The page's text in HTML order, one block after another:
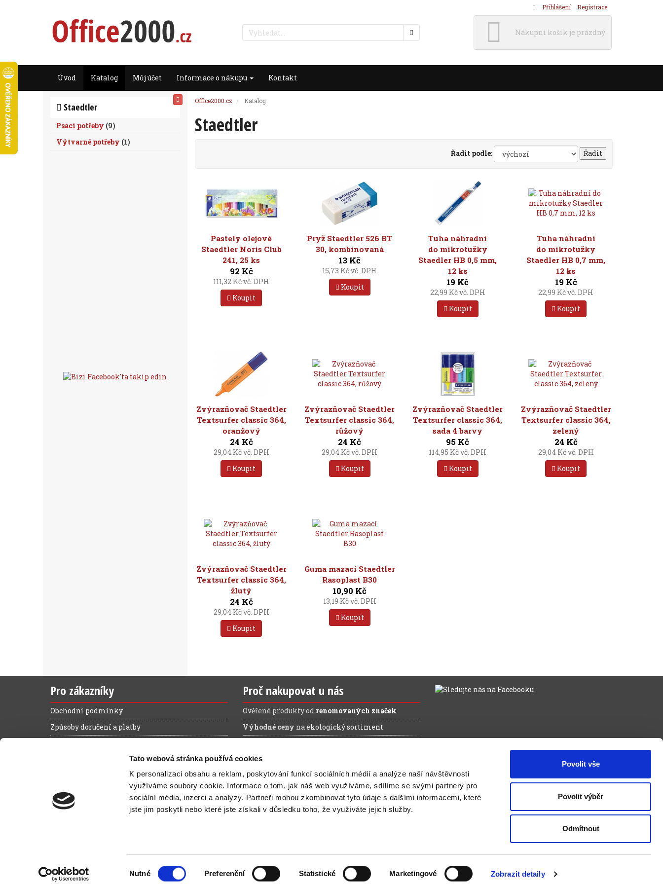
Tato webová stránka používá cookies
K personalizaci obsahu a reklam, poskytování funkcí sociálních médií a analýze naší návštěvnosti
využíváme soubory cookie. Informace o tom, jak náš web využíváme, sdílíme se svými partnery pro
sociální média, inzerci a analýzy. Partneři mohou zkombinovat tyto údaje s dalšími informacemi, které
jste jim poskytli nebo které jste získali v důsledku toho, že využíváte jejich služby.
souhlasu
Nutné Preferenční Statistické Marketingové Zobrazit detaily
Povolit vše
Povolit výběr
Odmítnout
Nákupní košík je prázdný
Úvod Katalog Můj účet Informace o nákupu Kontakt
Office2000.cz Katalog
Staedtler
Řadit podle:
Pastely olejové
Staedtler Noris Club
241, 25 ks
92 Kč
111,32 Kč vč. DPH
Koupit
Pryž Staedtler 526 BT
30, kombinovaná
13 Kč
15,73 Kč vč. DPH
Koupit
Tuha náhradní
do mikrotužky
Staedler HB 0,5 mm,
12 ks
19 Kč
22,99 Kč vč. DPH
Koupit
Tuha náhradní
do mikrotužky
Staedler HB 0,7 mm,
12 ks
19 Kč
22,99 Kč vč. DPH
Koupit
Zvýrazňovač Staedtler
Textsurfer classic 364,
oranžový
24 Kč
29,04 Kč vč. DPH
Koupit
Zvýrazňovač Staedtler
Textsurfer classic 364,
růžový
24 Kč
29,04 Kč vč. DPH
Koupit
Zvýrazňovač Staedtler
Textsurfer classic 364,
sada 4 barvy
95 Kč
114,95 Kč vč. DPH
Koupit
Zvýrazňovač Staedtler
Textsurfer classic 364,
zelený
24 Kč
29,04 Kč vč. DPH
Koupit
Zvýrazňovač Staedtler
Textsurfer classic 364,
žlutý
24 Kč
29,04 Kč vč. DPH
Koupit
Guma mazací Staedtler
Rasoplast B30
10,90 Kč
13,19 Kč vč. DPH
Koupit
Staedtler
Psací potřeby (9)
Výtvarné potřeby (1)
Pro zákazníky
Obchodní podmínky
Způsoby doručení a platby
Ochrana osobních údajů
Magazín zelená kancelář
Kontakt
Proč nakupovat u nás
Ověřené produkty od renomovaných značek
Výhodné ceny naekologický sortiment
© 2026Office2000.cz— Moderní kancelář bez starostí |informace o webu | e-shop poháníWebový obchodod Optimal Marketing
Přihlášení Registrace